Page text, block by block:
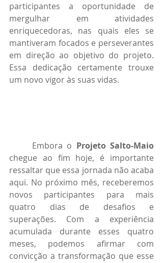
participantes a oportunidade de
mergulhar em atividades
enriquecedoras, nas quais eles se
mantiveram focados e perseverantes
em direção ao objetivo do projeto.
Essa dedicação certamente trouxe
um novo vigor às suas vidas.
	Embora o
Projeto Salto-Maio
chegue ao fim hoje, é importante
ressaltar que essa jornada não acaba
aqui. No próximo mês, receberemos
novos participantes para mais
quatro dias de desafios e
superações. Com a experiência
acumulada durante esses quatro
meses, podemos afirmar com
convicção a transformação que esse